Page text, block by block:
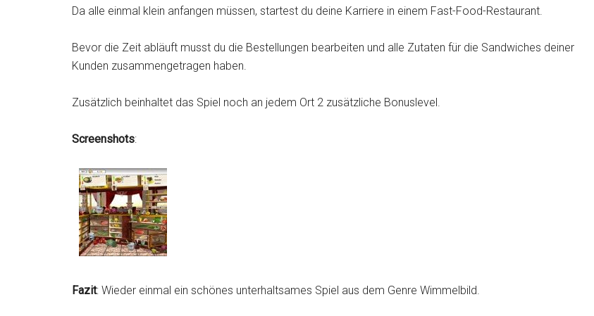
Da alle einmal klein anfangen müssen, startest du deine Karriere in einem Fast-Food-Restaurant.
Bevor die Zeit abläuft musst du die Bestellungen bearbeiten und alle Zutaten für die Sandwiches deiner
Kunden zusammengetragen haben.
Zusätzlich beinhaltet das Spiel noch an jedem Ort 2 zusätzliche Bonuslevel.
Screenshots:
Fazit: Wieder einmal ein schönes unterhaltsames Spiel aus dem Genre Wimmelbild.